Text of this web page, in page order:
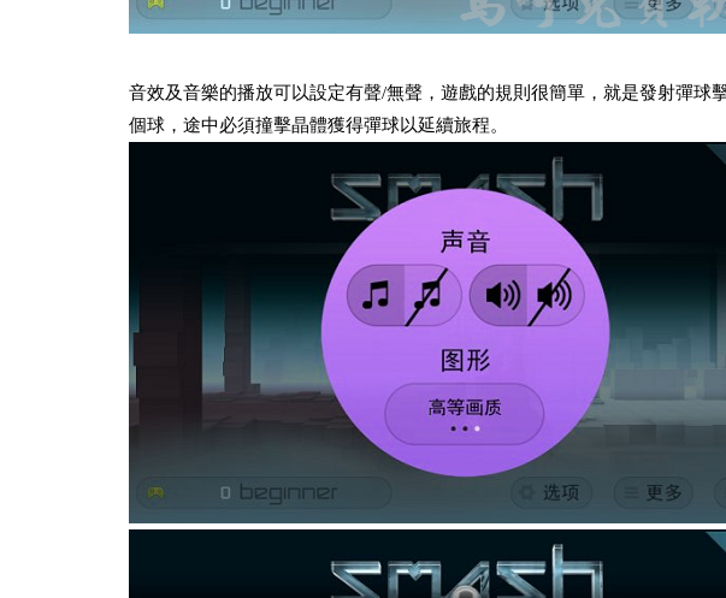
音效及音樂的播放可以設定有聲/無聲，遊戲的規則很簡單，就是發射彈球
個球，途中必須撞擊晶體獲得彈球以延續旅程。